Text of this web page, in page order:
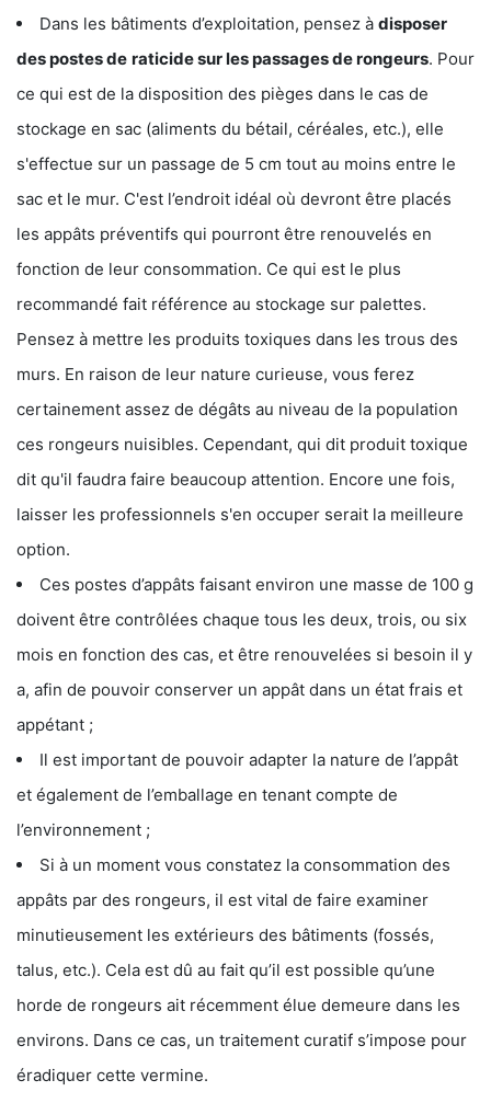
Dans les bâtiments d’exploitation, pensez à disposer
des postes de raticide sur les passages de rongeurs. Pour
ce qui est de la disposition des pièges dans le cas de
stockage en sac (aliments du bétail, céréales, etc.), elle
s'effectue sur un passage de 5 cm tout au moins entre le
sac et le mur. C'est l’endroit idéal où devront être placés
les appâts préventifs qui pourront être renouvelés en
fonction de leur consommation. Ce qui est le plus
recommandé fait référence au stockage sur palettes.
Pensez à mettre les produits toxiques dans les trous des
murs. En raison de leur nature curieuse, vous ferez
certainement assez de dégâts au niveau de la population
ces rongeurs nuisibles. Cependant, qui dit produit toxique
dit qu'il faudra faire beaucoup attention. Encore une fois,
laisser les professionnels s'en occuper serait la meilleure
option.
Ces postes d’appâts faisant environ une masse de 100 g
doivent être contrôlées chaque tous les deux, trois, ou six
mois en fonction des cas, et être renouvelées si besoin il y
a, afin de pouvoir conserver un appât dans un état frais et
appétant ;
Il est important de pouvoir adapter la nature de l’appât
et également de l’emballage en tenant compte de
l’environnement ;
Si à un moment vous constatez la consommation des
appâts par des rongeurs, il est vital de faire examiner
minutieusement les extérieurs des bâtiments (fossés,
talus, etc.). Cela est dû au fait qu’il est possible qu’une
horde de rongeurs ait récemment élue demeure dans les
environs. Dans ce cas, un traitement curatif s’impose pour
éradiquer cette vermine.